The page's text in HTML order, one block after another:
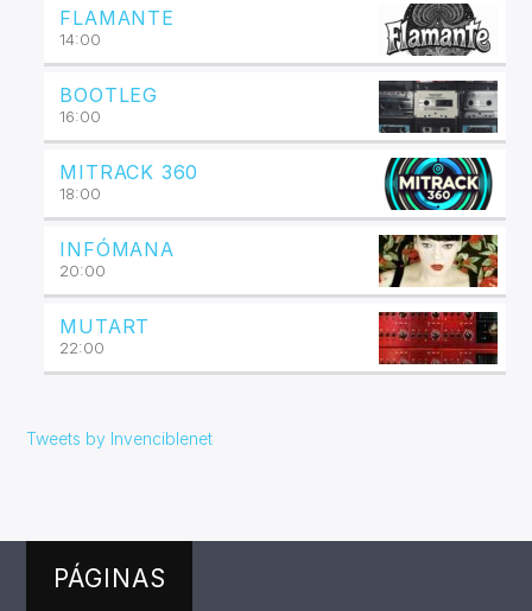
FLAMANTE
14:00
BOOTLEG
16:00
MITRACK 360
18:00
INFÓMANA
20:00
MUTART
22:00
Tweets by Invenciblenet
PÁGINAS